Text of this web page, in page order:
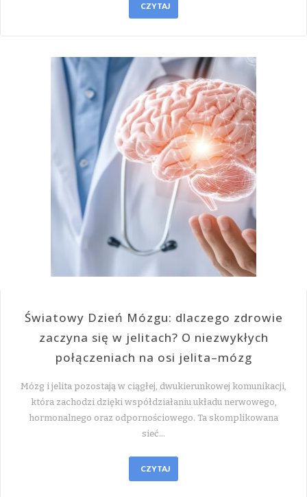
CZYTAJ
Światowy Dzień Mózgu: dlaczego zdrowie
zaczyna się w jelitach? O niezwykłych
połączeniach na osi jelita–mózg
Mózg i jelita pozostają w ciągłej, dwukierunkowej komunikacji,
która zachodzi dzięki współdziałaniu układu nerwowego,
hormonalnego oraz odpornościowego. Ta skomplikowana
sieć…
CZYTAJ